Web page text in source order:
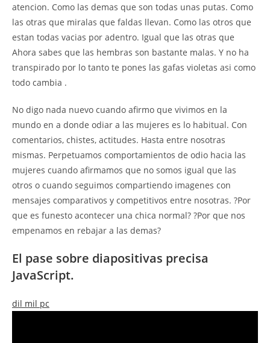
atencion. Como las demas que son todas unas putas. Como
las otras que miralas que faldas llevan. Como las otros que
estan todas vacias por adentro. Igual que las otras que
Ahora sabes que las hembras son bastante malas. Y no ha
transpirado por lo tanto te pones las gafas violetas asi como
todo cambia .
No digo nada nuevo cuando afirmo que vivimos en la
mundo en a donde odiar a las mujeres es lo habitual. Con
comentarios, chistes, actitudes. Hasta entre nosotras
mismas. Perpetuamos comportamientos de odio hacia las
mujeres cuando afirmamos que no somos igual que las
otros o cuando seguimos compartiendo imagenes con
mensajes comparativos y competitivos entre nosotras. ?Por
que es funesto acontecer una chica normal? ?Por que nos
empenamos en rebajar a las demas?
El pase sobre diapositivas precisa
JavaScript.
dil mil pc